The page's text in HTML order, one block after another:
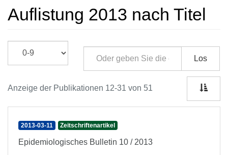
Auflistung 2013 nach Titel
Los
Anzeige der Publikationen 12-31 von 51
2013-03-11 Zeitschriftenartikel
Epidemiologisches Bulletin 10 / 2013